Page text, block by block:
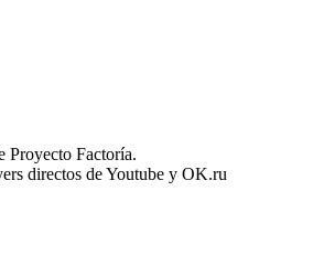
Proyecto Factoría.
directos de Youtube y OK.ru